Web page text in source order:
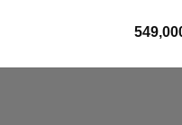
محدوده
تومان399,000